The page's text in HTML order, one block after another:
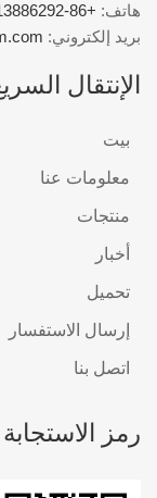
هاتف: +86-13013886292
بريد إلكتروني:
الإنتقال
بيت
معلومات عنا
منتجات
أخبار
تحميل
إرسال الاستفسار
اتصل بنا
رمز